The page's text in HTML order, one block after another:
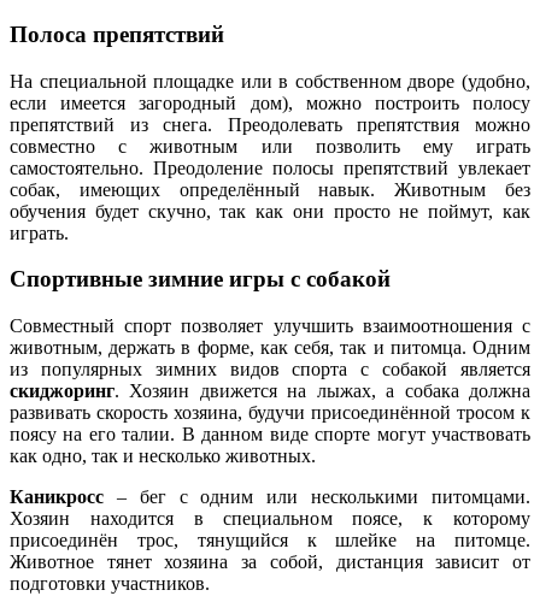
Полоса препятствий
На специальной площадке или в собственном дворе (удобно,
если имеется загородный дом), можно построить полосу
препятствий из снега. Преодолевать препятствия можно
совместно с животным или позволить ему играть
самостоятельно. Преодоление полосы препятствий увлекает
собак, имеющих определённый навык. Животным без
обучения будет скучно, так как они просто не поймут, как
играть.
Спортивные зимние игры с собакой
Совместный спорт позволяет улучшить взаимоотношения с
животным, держать в форме, как себя, так и питомца. Одним
из популярных зимних видов спорта с собакой является
скиджоринг. Хозяин движется на лыжах, а собака должна
развивать скорость хозяина, будучи присоединённой тросом к
поясу на его талии. В данном виде спорте могут участвовать
как одно, так и несколько животных.
Каникросс – бег с одним или несколькими питомцами.
Хозяин находится в специальном поясе, к которому
присоединён трос, тянущийся к шлейке на питомце.
Животное тянет хозяина за собой, дистанция зависит от
подготовки участников.